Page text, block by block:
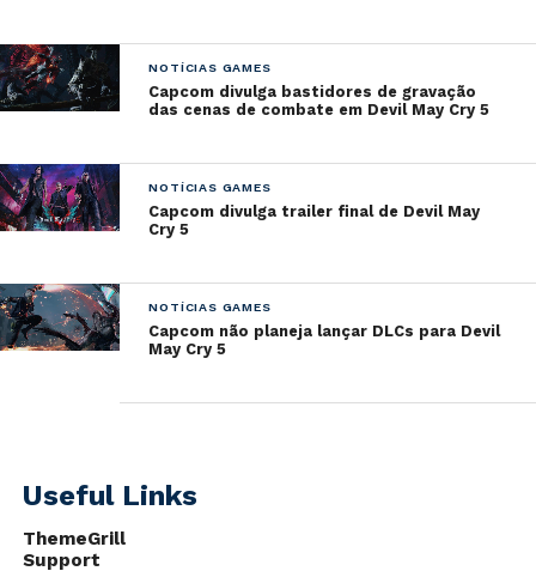
NOTÍCIAS GAMES
Capcom divulga bastidores de gravação
das cenas de combate em Devil May Cry 5
NOTÍCIAS GAMES
Capcom divulga trailer final de Devil May
Cry 5
NOTÍCIAS GAMES
Capcom não planeja lançar DLCs para Devil
May Cry 5
Useful Links
ThemeGrill
Support